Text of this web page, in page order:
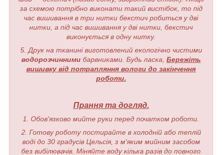
за схемою потрібно виконати такий вистібок, то під
час вишивання в три нитки бекстич робиться у дві
нитки, а під час вишивання у дві нитки, бекстич
виконується в одну нитку.
5. Друк на тканині виготовлений екологічно чистими
водорозчинними барвниками. Будь ласка, Бережіть
вишивку від потрапляння вологи до закінчення
роботи.
Прання та догляд.
1. Обов'язково мийте руки перед початком роботи.
2. Готову роботу постирайте в холодній або теплій
воді до 30 градусів Цельсія, з м'яким мийним засобом
без вибілювачів. Міняйте воду кілька разів до повного